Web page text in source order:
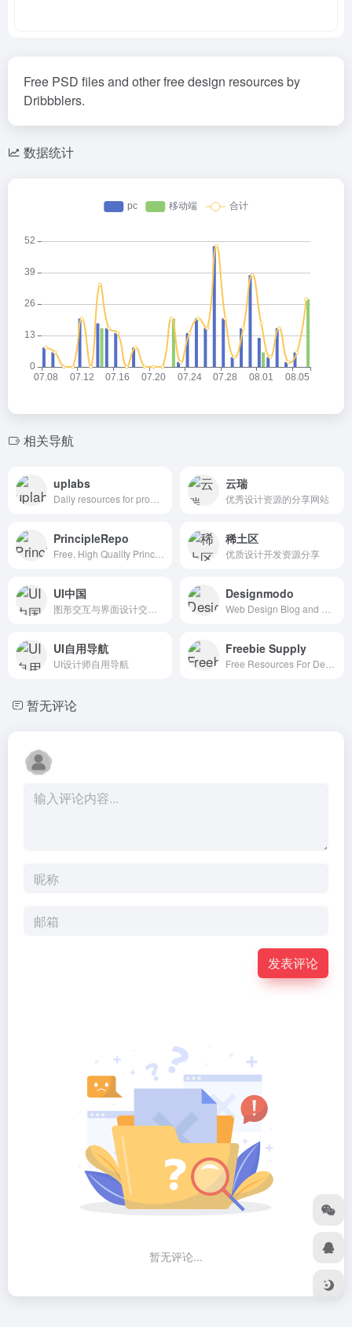
Free PSD files and other free design resources by
Dribbblers.
数据统计
相关导航
uplabs 云瑞
优秀设计资源的分享网站
PrincipleRepo 稀土区
优质设计开发资源分享
UI中国 Designmodo
UI自用导航
UI设计师自用导航
Freebie Supply
暂无评论
发表评论
暂无评论...